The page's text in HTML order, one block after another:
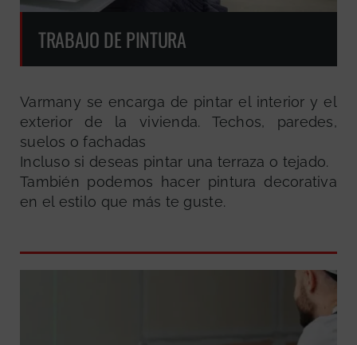
TRABAJO DE PINTURA
Varmany se encarga de pintar el interior y el
exterior de la vivienda. Techos, paredes,
suelos o fachadas
Incluso si deseas pintar una terraza o tejado.
También podemos hacer pintura decorativa
en el estilo que más te guste.